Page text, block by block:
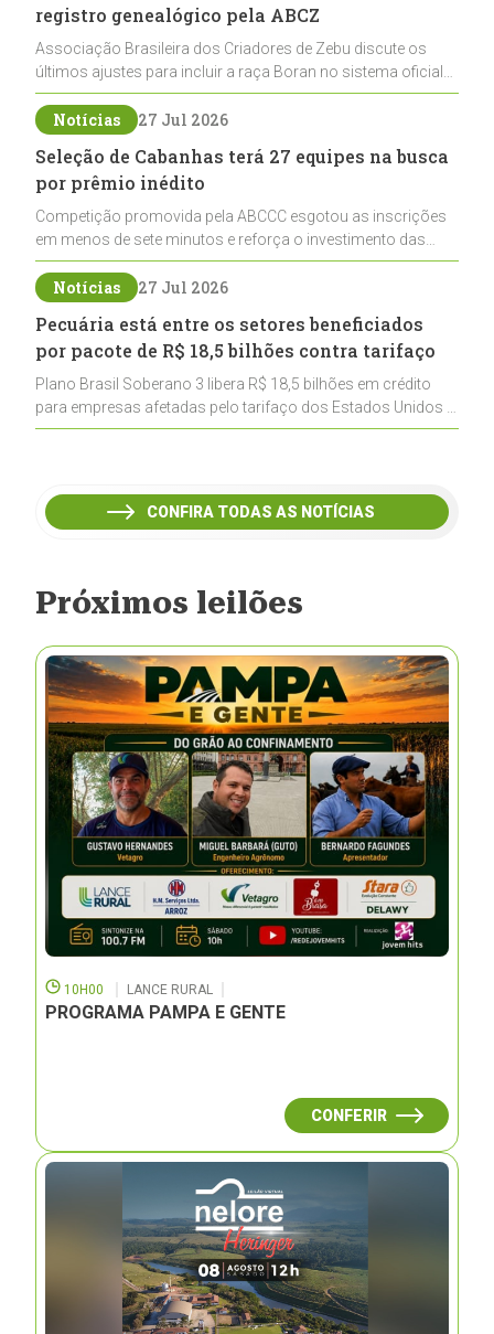
registro genealógico pela ABCZ
Associação Brasileira dos Criadores de Zebu discute os
últimos ajustes para incluir a raça Boran no sistema oficial
de registros, abrindo caminho para sua expansão na
pecuária nacional
Notícias 27 Jul 2026
Seleção de Cabanhas terá 27 equipes na busca
por prêmio inédito
Competição promovida pela ABCCC esgotou as inscrições
em menos de sete minutos e reforça o investimento das
cabanhas na seleção genética de Cavalos Crioulos voltados
ao laço
Notícias 27 Jul 2026
Pecuária está entre os setores beneficiados
por pacote de R$ 18,5 bilhões contra tarifaço
Plano Brasil Soberano 3 libera R$ 18,5 bilhões em crédito
para empresas afetadas pelo tarifaço dos Estados Unidos e
inclui a pecuária entre os setores estratégicos
CONFIRA TODAS AS NOTÍCIAS
Próximos leilões
10H00 LANCE RURAL
PROGRAMA PAMPA E GENTE
CONFERIR